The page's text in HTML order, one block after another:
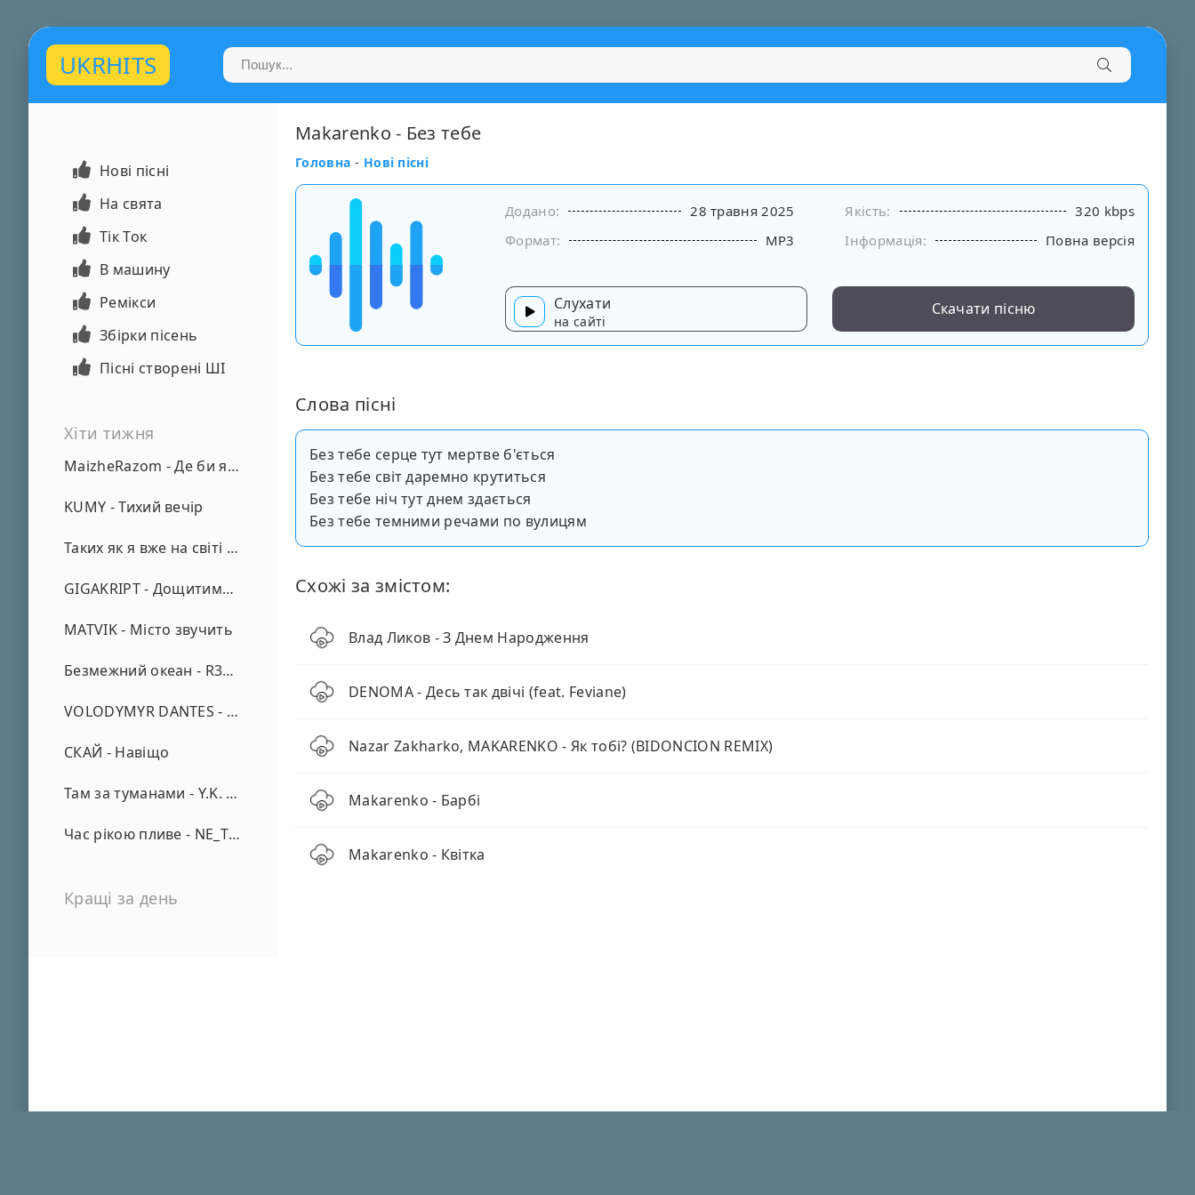
UKRHITS
Нові пісні
На свята
Тік Ток
В машину
Ремікси
Збірки пісень
Пісні створені ШІ
Хіти тижня
MaizheRazom - Де би я не був
KUMY - Тихий вечір
Таких як я вже на світі нема - А. Малярник
GIGAKRIPT - Дощитиме зима
MATVIK - Місто звучить
Безмежний океан - R3phase
VOLODYMYR DANTES - Просто кохаю (REMIX)
СКАЙ - Навіщо
Там за туманами - Y.K. Music
Час рікою пливе - NE_TVOYA_MRIYA
Кращі за день
Makarenko - Без тебе
Головна - Нові пісні
Додано: 28 травня 2025 Якість:
320 kbps
Формат:
MP3 Інформація: Повна версія
Слухати
на сайті
Скачати пісню
Слова пісні
Без тебе серце тут мертве б'ється
Без тебе світ даремно крутиться
Без тебе ніч тут днем здається
Без тебе темними речами по вулицям
Схожі за змістом:
Влад Ликов - З Днем Народження
DENOMA - Десь так двічі (feat. Feviane)
Nazar Zakharko, MAKARENKO - Як тобі? (BIDONCION REMIX)
Makarenko - Барбі
Makarenko - Квітка